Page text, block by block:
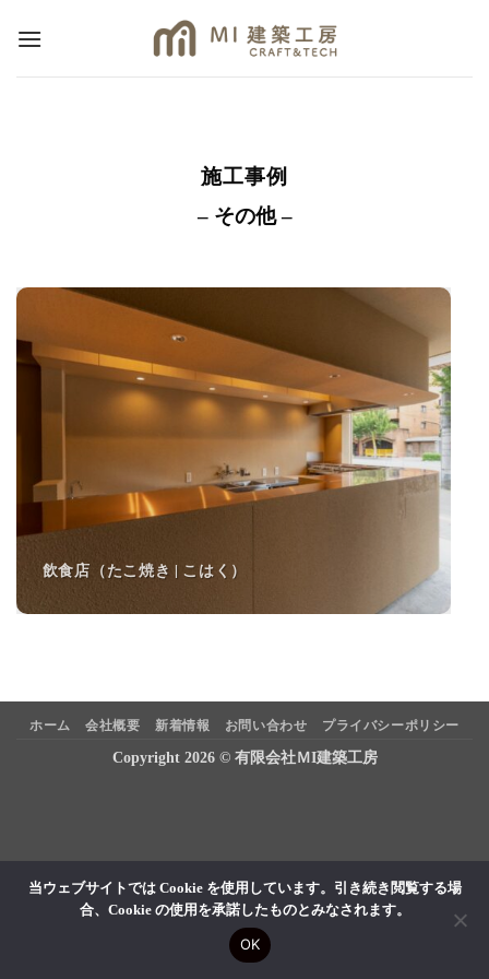
施工事例
– その他 –
飲食店（たこ焼き | こはく）
ホーム 会社概要 新着情報 お問い合わせ プライバシーポリシー
Copyright 2026 © 有限会社ＭI建築工房
当ウェブサイトでは Cookie を使用しています。引き続き閲覧する場
合、Cookie の使用を承諾したものとみなされます。
OK